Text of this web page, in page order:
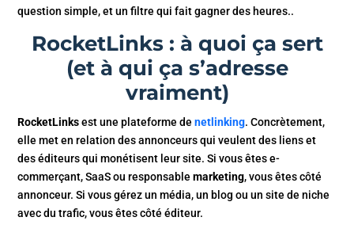
question simple, et un filtre qui fait gagner des heures..
RocketLinks : à quoi ça sert
(et à qui ça s’adresse
vraiment)
RocketLinksest une plateforme denetlinking. Concrètement,
elle met en relation des annonceurs qui veulent des liens et
des éditeurs qui monétisent leur site. Si vous êtes e-
commerçant, SaaS ou responsablemarketing, vous êtes côté
annonceur. Si vous gérez un média, un blog ou un site de niche
avec du trafic, vous êtes côté éditeur.